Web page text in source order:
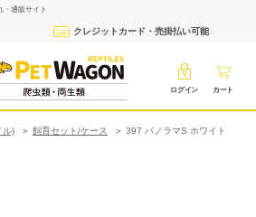
・通販サイト
クレジットカード・売掛払い可能
ログイン カート
ル) 飼育セット/ケース 397 パノラマS ホワイト